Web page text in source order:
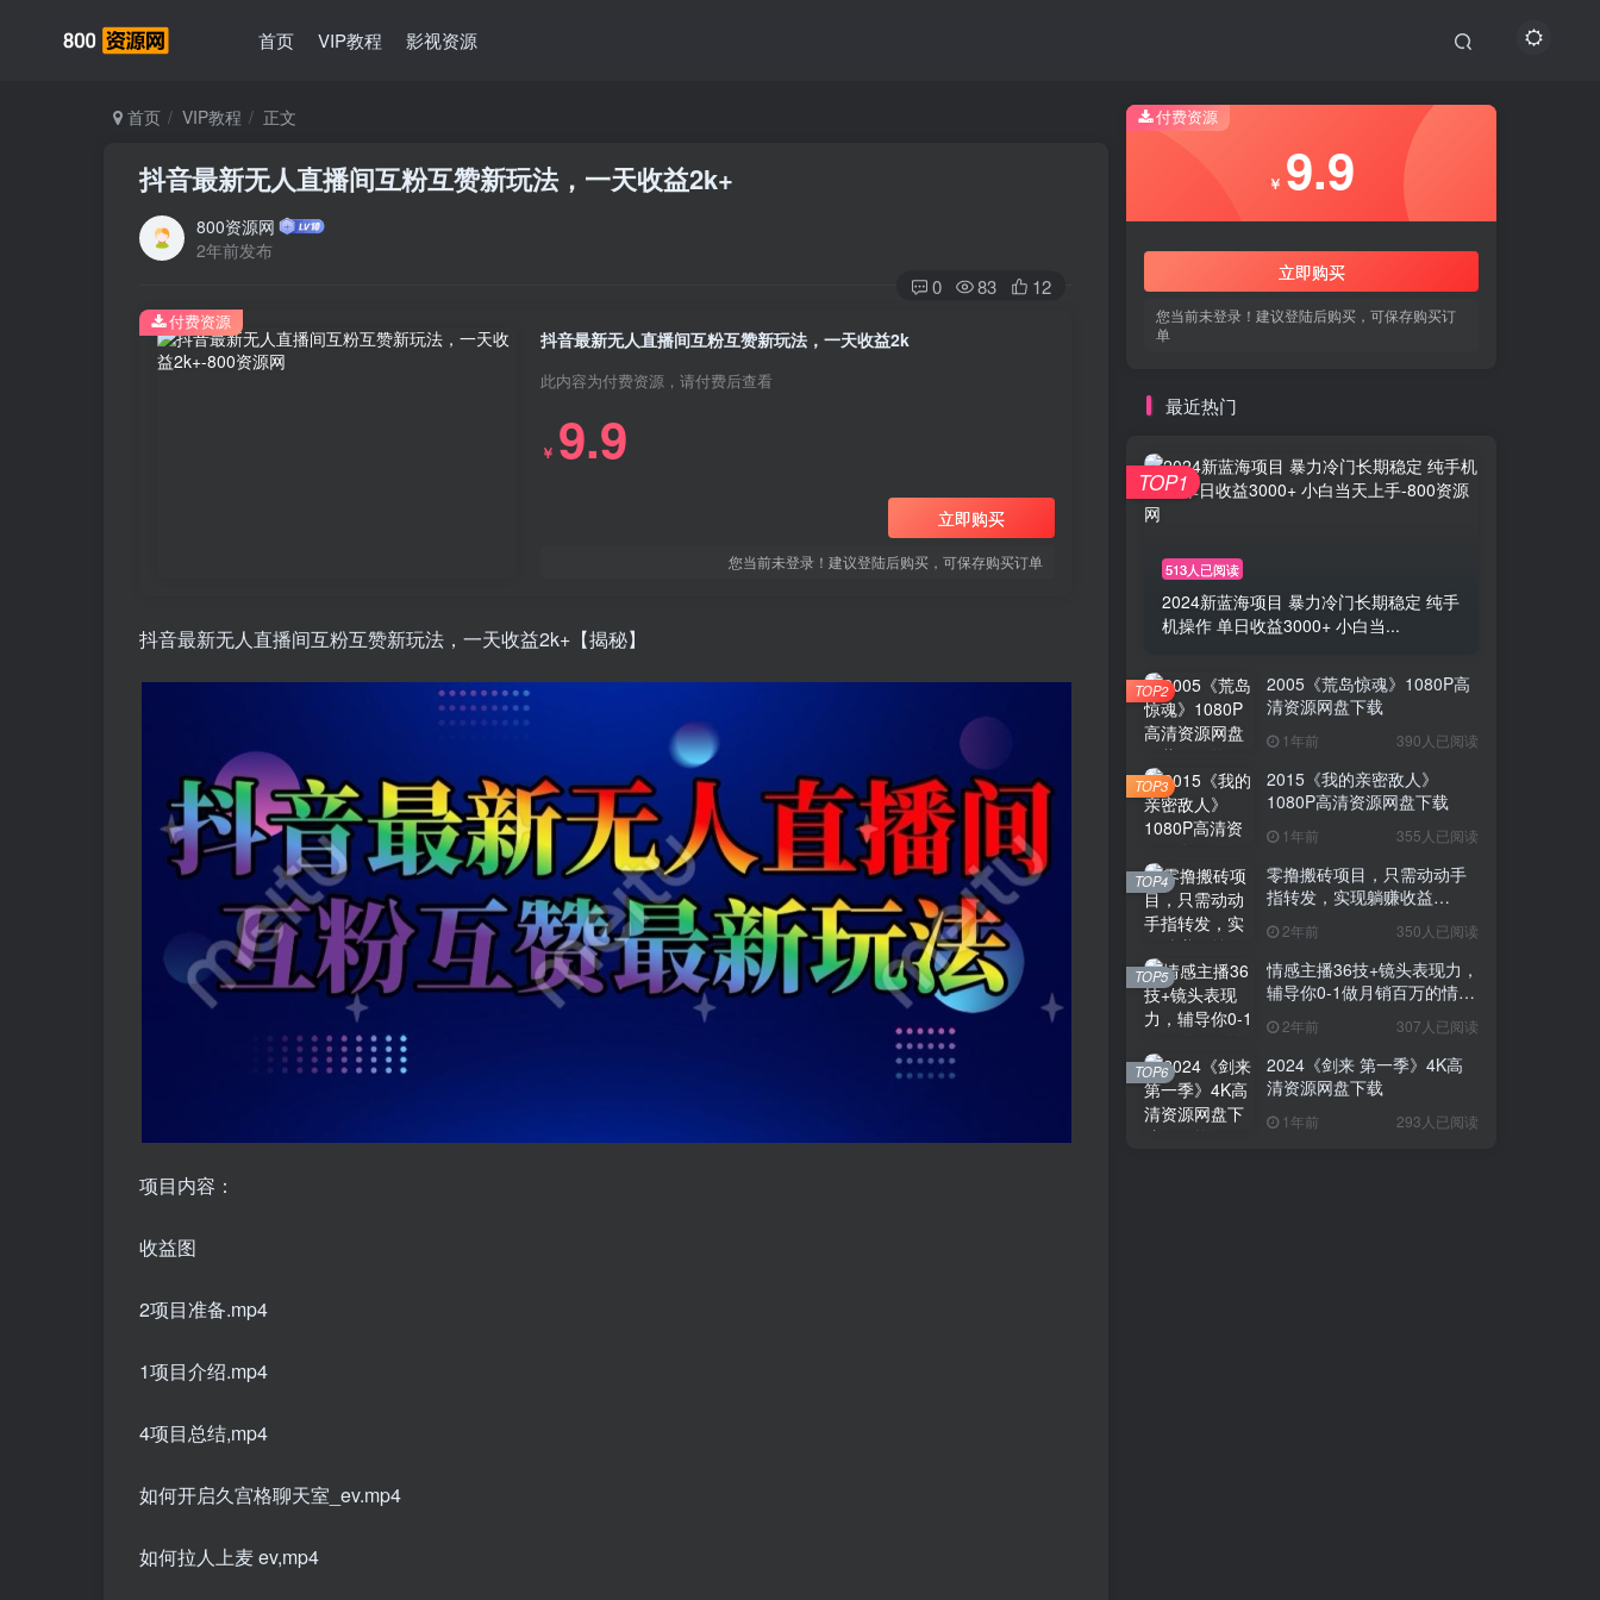
首页 VIP教程 影视资源
首页 VIP教程 正文
抖音最新无人直播间互粉互赞新玩法，一天收益2k+
800资源网
2年前发布
0 83 12
抖音最新无人直播间互粉互赞新玩法，一天收益2k
此内容为付费资源，请付费后查看
￥ 9.9
立即购买
您当前未登录！建议登陆后购买，可保存购买订单
付费资源
抖音最新无人直播间互粉互赞新玩法，一天收益2k+【揭秘】
项目内容：
收益图
2项目准备.mp4
1项目介绍.mp4
4项目总结,mp4
如何开启久宫格聊天室_ev.mp4
如何拉人上麦 ev,mp4
付费资源
￥ 9.9
立即购买
您当前未登录！建议登陆后购买，可保存购买订
单
最近热门
513人已阅读
2024新蓝海项目 暴力冷门长期稳定 纯手
机操作 单日收益3000+ 小白当...
TOP1
2005《荒岛惊魂》1080P高
清资源网盘下载
1年前 390人已阅读
TOP2
2015《我的亲密敌人》
1080P高清资源网盘下载
1年前 355人已阅读
TOP3
零撸搬砖项目，只需动动手
指转发，实现躺赚收益
2年前 350人已阅读
TOP4
情感主播36技+镜头表现力，
辅导你0-1做月销百万的情感
2年前 307人已阅读
TOP5
2024《剑来 第一季》4K高
清资源网盘下载
1年前 293人已阅读
TOP6